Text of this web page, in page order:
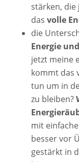
stärken, die
das volle
die
Energie
jetzt meine
kommt das
tun um in
zu bleiben?
mit
besser vor
gestärkt in